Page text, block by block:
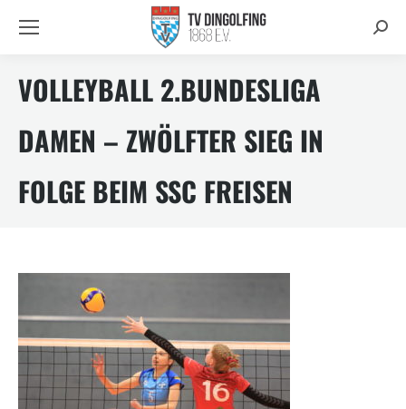
VOLLEYBALL 2.BUNDESLIGA
DAMEN – ZWÖLFTER SIEG IN
FOLGE BEIM SSC FREISEN